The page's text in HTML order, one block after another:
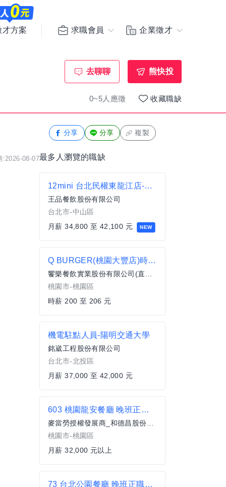
才方案 求職會員 企業徵才
去聊聊 熊快投
0~5人應徵 收藏職缺
:2026-08-07
分享 分享 複製
最多人瀏覽的職缺
NEW
12mini 台北民權東龍江店-見習襄理
王品餐飲股份有限公司
台北市-中山區
月薪 34,800 至 42,100 元
Q BURGER(桃園大豐店)時薪200–206元 x 彈性排班 x 雙週發薪快又讚
饗樂餐飲實業股份有限公司(直營總公司)
桃園市-桃園區
時薪 200 至 206 元
機電駐點人員-陽明交通大學
銘崴工程股份有限公司
台北市-北投區
月薪 37,000 至 42,000 元
603 桃園龍安餐廳 晚班正職服務員(全職)
麥當勞授權發展商_和德昌股份有限公司
桃園市-桃園區
月薪 32,000 元以上
73 台北公園餐廳 晚班正職服務員(全職)